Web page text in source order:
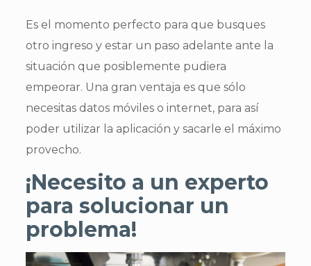
Es el momento perfecto para que busques
otro ingreso y estar un paso adelante ante la
situación que posiblemente pudiera
empeorar. Una gran ventaja es que sólo
necesitas datos móviles o internet, para así
poder utilizar la aplicación y sacarle el máximo
provecho.
¡Necesito a un experto
para solucionar un
problema!